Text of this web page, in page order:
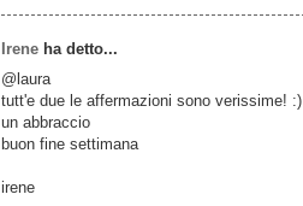
Irene ha detto...
@laura
tutt'e due le affermazioni sono verissime! :)
un abbraccio
buon fine settimana
irene